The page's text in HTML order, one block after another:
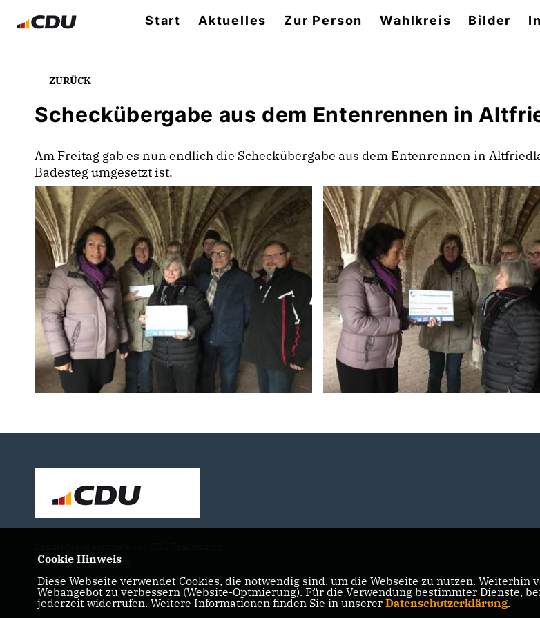
Start Aktuelles Zur Person Wahlkreis Bilder
ZURÜCK
Scheckübergabe aus dem Entenrennen in
Am Freitag gab es nun endlich die Scheckübergabe aus dem Entenrennen in
Badesteg umgesetzt ist.
Landtag Brandenburg
Cookie Hinweis
Diese Webseite verwendet Cookies, die notwendig sind, um die Webseite zu nutzen.
Webangebot zu verbessern (Website-Optmierung). Für die Verwendung bestimmter Dienste,
jederzeit widerrufen. Weitere Informationen finden Sie in unserer Datenschutzerklärung.